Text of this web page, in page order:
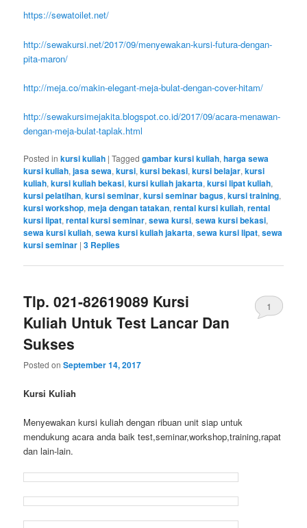
https://sewatoilet.net/
http://sewakursi.net/2017/09/menyewakan-kursi-futura-dengan-
pita-maron/
http://meja.co/makin-elegant-meja-bulat-dengan-cover-hitam/
http://sewakursimejakita.blogspot.co.id/2017/09/acara-menawan-
dengan-meja-bulat-taplak.html
Posted in kursi kuliah |Tagged gambar kursi kuliah,harga sewa
kursi kuliah,jasa sewa,kursi,kursi bekasi,kursi belajar,kursi
kuliah,kursi kuliah bekasi,kursi kuliah jakarta,kursi lipat kuliah,
kursi pelatihan,kursi seminar,kursi seminar bagus,kursi training,
kursi workshop,meja dengan tatakan,rental kursi kuliah,rental
kursi lipat,rental kursi seminar,sewa kursi,sewa kursi bekasi,
sewa kursi kuliah,sewa kursi kuliah jakarta,sewa kursi lipat,sewa
kursi seminar |3 Replies
Tlp. 021-82619089 Kursi
Kuliah Untuk Test Lancar Dan
Sukses
Posted onSeptember 14, 2017
1
Kursi Kuliah
Menyewakan kursi kuliah dengan ribuan unit siap untuk
mendukung acara anda baik test,seminar,workshop,training,rapat
dan lain-lain.